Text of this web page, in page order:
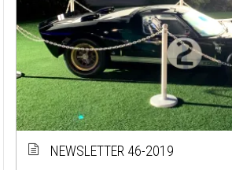
NEWSLETTER 46-2019